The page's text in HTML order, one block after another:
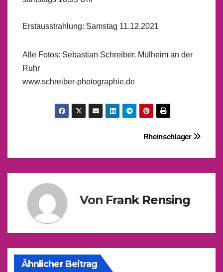
Erstausstrahlung: Samstag 11.12.2021
Alle Fotos: Sebastian Schreiber, Mülheim an der
Ruhr
www.schreiber-photographie.de
BeitragsnavigationRheinschlager
Von Frank Rensing
Ähnlicher Beitrag